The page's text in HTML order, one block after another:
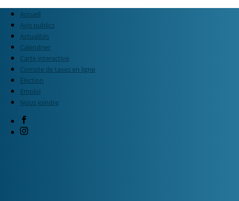
Accueil
Avis publics
Actualités
Calendrier
Carte interactive
Compte de taxes en ligne
Élection
Emploi
Nous joindre